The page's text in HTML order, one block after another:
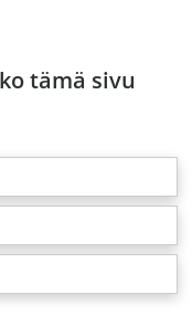
tämä sivu